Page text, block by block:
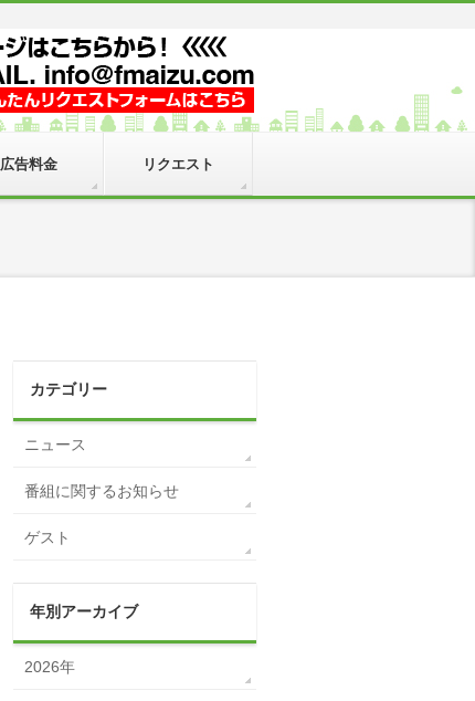
広告料金 リクエスト
カテゴリー
ニュース
番組に関するお知らせ
ゲスト
年別アーカイブ
2026年